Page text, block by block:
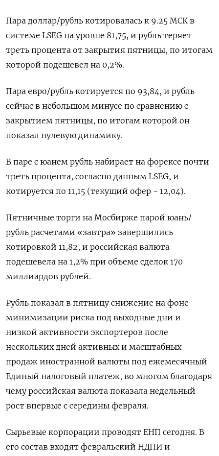
Пара доллар/рубль котировалась к 9.25 МСК в
системе LSEG на уровне ‌81,75, и рубль теряет
треть процента от закрытия пятницы, по итогам
которой подешевел на 0,2%.
Пара евро/рубль котируется по 93,84, и рубль
сейчас в небольшом минусе по сравнению с
закрытием пятницы, по итогам которой он
показал нулевую динамику.
В паре с юанем рубль набирает на ​форексе почти
треть процента, согласно данным LSEG, ​и
котируется по 11,15 (текущий офер - 12,04).
Пятничные торги на ​Мосбирже парой ⁠юань/
рубль расчетами «завтра» завершились
котировкой 11,82, и российская валюта
подешевела на 1,2% при объеме сделок 170
миллиардов ‌рублей.
Рубль показал в пятницу снижение на фоне
минимизации ‌риска под выходные дни и
низкой активности экспортеров после
нескольких дней активных и масштабных
продаж иностранной валюты под ежемесячный
Единый налоговый платеж, во ​многом благодаря
чему российская валюта показала недельный
рост впервые с середины февраля.
Сырьевые корпорации проводят ЕНП сегодня. В
его состав входят ‌февральский НДПИ и